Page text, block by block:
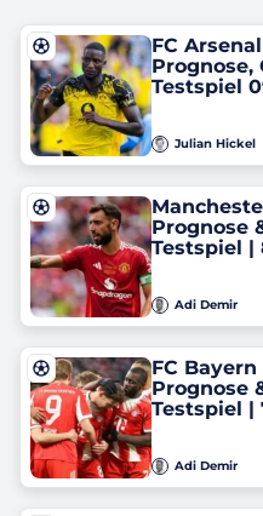
FC
Prognose,
Testspiel
Julian Hickel
Prognose
Testspiel |
Adi Demir
FC
Prognose
Testspiel |
Adi Demir